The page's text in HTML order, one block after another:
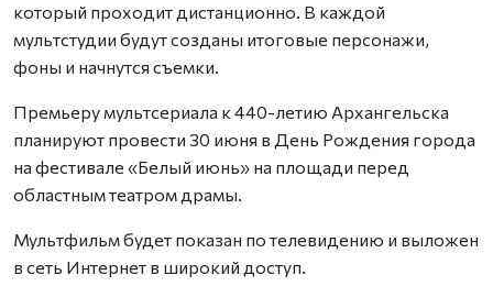
который проходит дистанционно. В каждой
мультстудии будут созданы итоговые персонажи,
фоны и начнутся съемки.
Премьеру мультсериала к 440-летию Архангельска
планируют провести 30 июня в День Рождения города
на фестивале «Белый июнь» на площади перед
областным театром драмы.
Мультфильм будет показан по телевидению и выложен
в сеть Интернет в широкий доступ.